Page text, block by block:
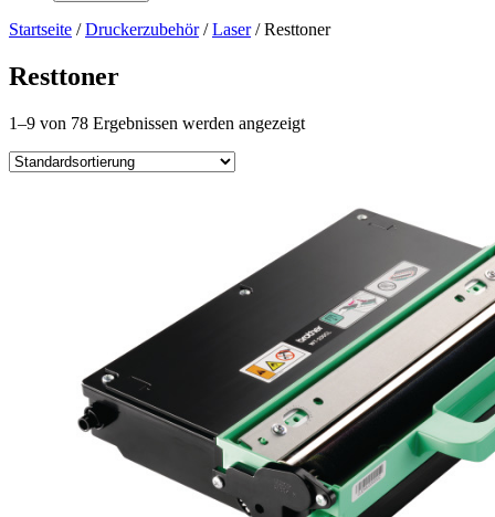
Startseite /Druckerzubehör/Laser/ Resttoner
Resttoner
1–9 von 78 Ergebnissen werden angezeigt